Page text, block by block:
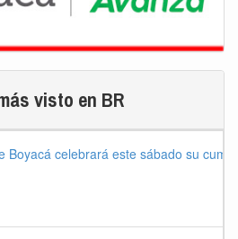
visto en BR
Boyacá celebrará este sábado su